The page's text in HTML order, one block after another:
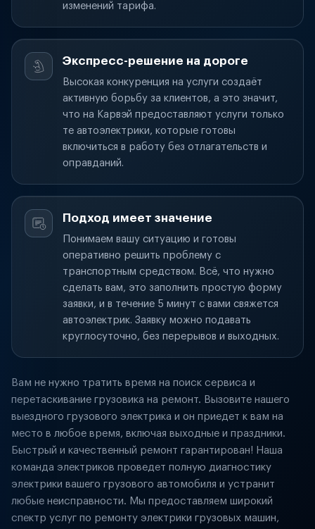
изменений тарифа.
Экспресс-решение на дороге
Высокая конкуренция на услуги создаёт
активную борьбу за клиентов, а это значит,
что на Карвэй предоставляют услуги только
те автоэлектрики, которые готовы
включиться в работу без отлагательств и
оправданий.
Подход имеет значение
Понимаем вашу ситуацию и готовы
оперативно решить проблему с
транспортным средством. Всё, что нужно
сделать вам, это заполнить простую форму
заявки, и в течение 5 минут с вами свяжется
автоэлектрик. Заявку можно подавать
круглосуточно, без перерывов и выходных.
Вам не нужно тратить время на поиск сервиса и
перетаскивание грузовика на ремонт. Вызовите нашего
выездного грузового электрика и он приедет к вам на
место в любое время, включая выходные и праздники.
Быстрый и качественный ремонт гарантирован! Наша
команда электриков проведет полную диагностику
электрики вашего грузового автомобиля и устранит
любые неисправности. Мы предоставляем широкий
спектр услуг по ремонту электрики грузовых машин,